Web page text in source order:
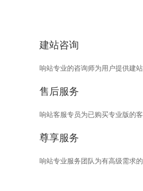
建站咨询
响站专业的咨询师为用户提供建
售后服务
响站客服专员为已购买专业版的
尊享服务
响站专业服务团队为有高级需求